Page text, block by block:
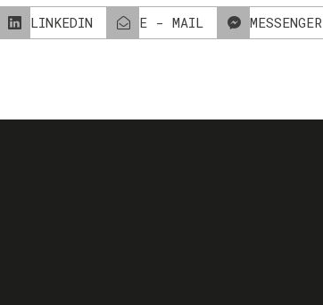
LINKEDIN E - MAIL MESSENGER